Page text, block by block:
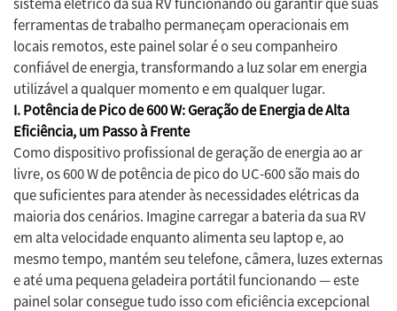
ferramentas de trabalho permaneçam operacionais em
locais remotos, este painel solar é o seu companheiro
confiável de energia, transformando a luz solar em energia
utilizável a qualquer momento e em qualquer lugar.
I. Potência de Pico de 600 W: Geração de Energia de Alta
Eficiência, um Passo à Frente
Como dispositivo profissional de geração de energia ao ar
livre, os 600 W de potência de pico do UC-600 são mais do
que suficientes para atender às necessidades elétricas da
maioria dos cenários. Imagine carregar a bateria da sua RV
em alta velocidade enquanto alimenta seu laptop e, ao
mesmo tempo, mantém seu telefone, câmera, luzes externas
e até uma pequena geladeira portátil funcionando — este
painel solar consegue tudo isso com eficiência excepcional